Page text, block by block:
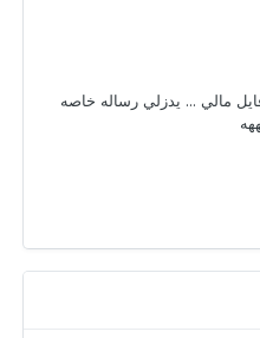
مالي ... يدزلي رساله خاصه